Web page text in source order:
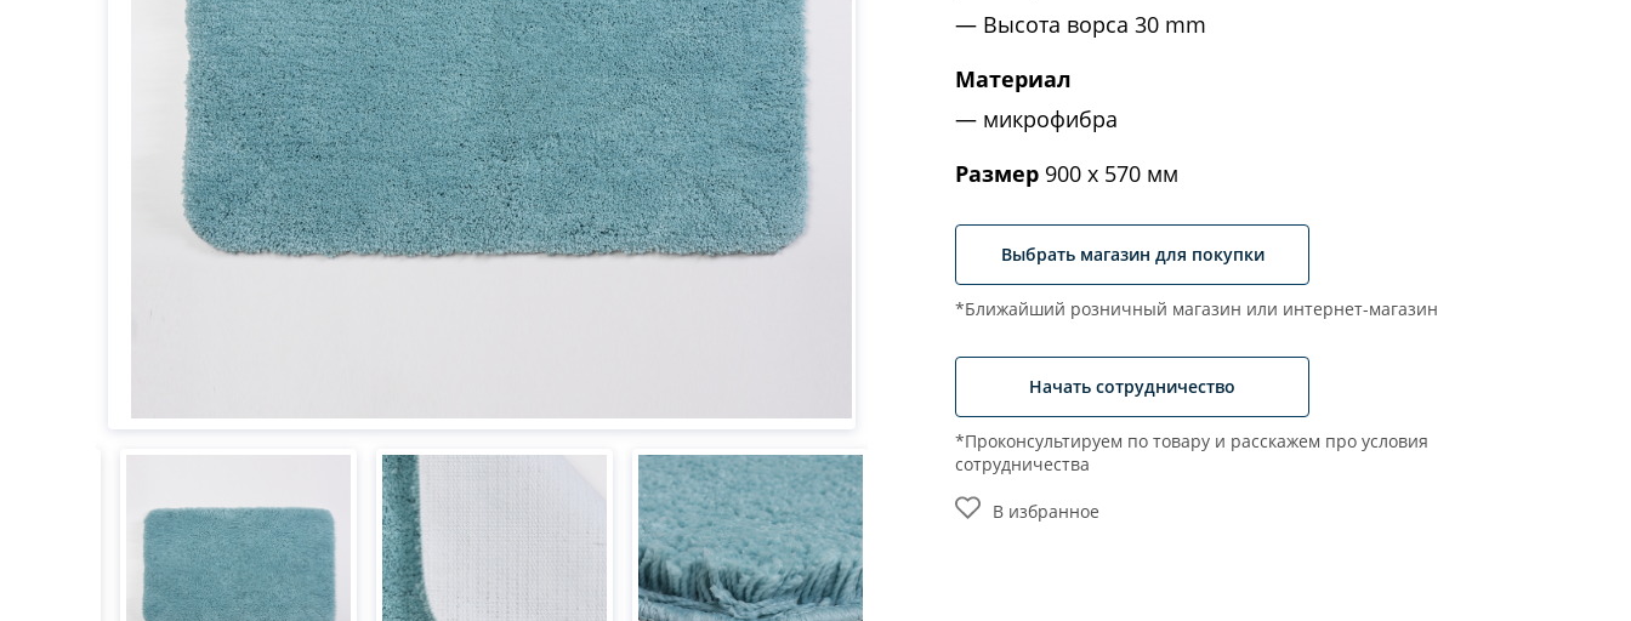
Высота ворса 30 mm
Материал
микрофибра
Размер 900 х 570 мм
Выбрать магазин для покупки
*Ближайший розничный магазин или интернет-магазин
Начать сотрудничество
*Проконсультируем по товару и расскажем про условия
сотрудничества
В избранное